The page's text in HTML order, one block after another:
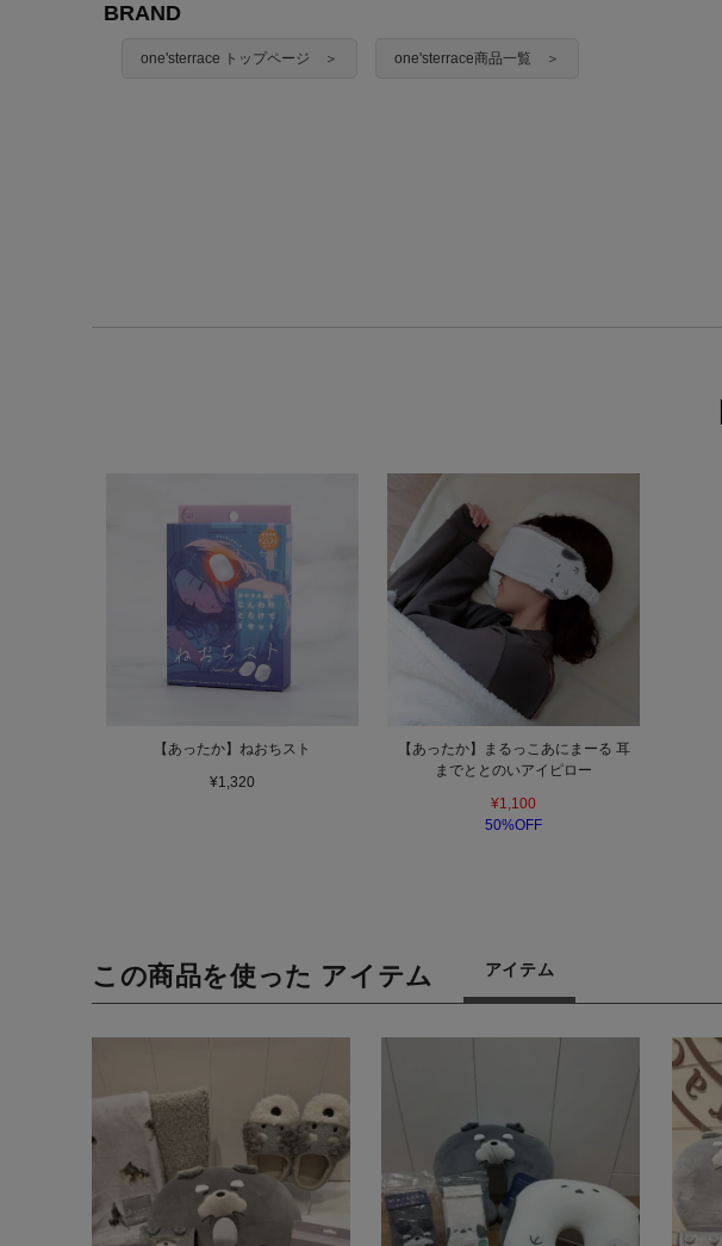
BRAND
one'sterrace トップページ ＞ one'sterrace商品一覧 ＞
【あったか】ねおちスト
¥1,320
【あったか】まるっこあにまーる 耳
までととのいアイピロー
¥1,100
50%OFF
この商品を使った アイテム